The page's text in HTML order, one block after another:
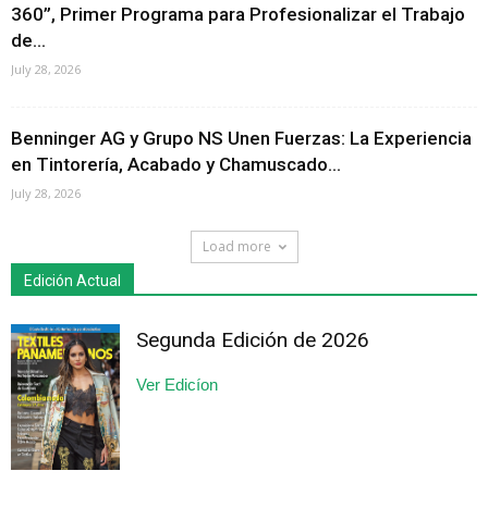
360”, Primer Programa para Profesionalizar el Trabajo
de...
July 28, 2026
Benninger AG y Grupo NS Unen Fuerzas: La Experiencia
en Tintorería, Acabado y Chamuscado...
July 28, 2026
Load more
Edición Actual
Segunda Edición de 2026
Ver Edicíon